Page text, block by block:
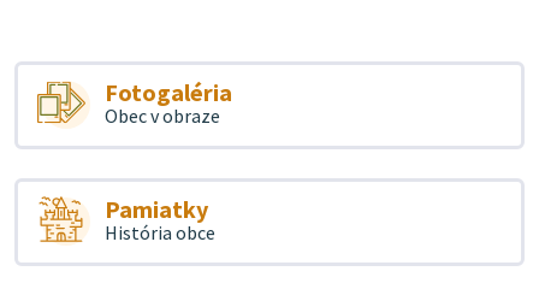
Fotogaléria
Obec v obraze
Pamiatky
História obce